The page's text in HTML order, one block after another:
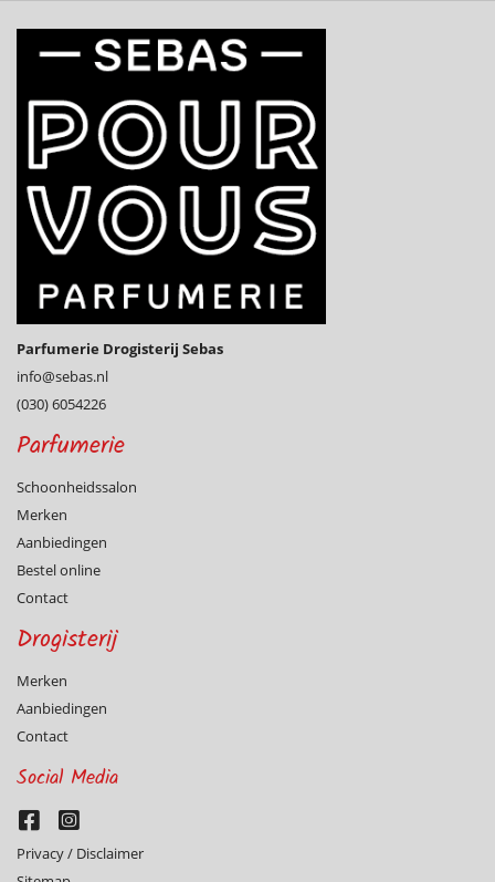
Parfumerie Drogisterij Sebas
info@­sebas.nl
(030) 6054226
Parfumerie
Schoonheidssalon
Merken
Aanbiedingen
Bestel online
Contact
Drogisterij
Merken
Aanbiedingen
Contact
Social Media
Privacy / Disclaimer